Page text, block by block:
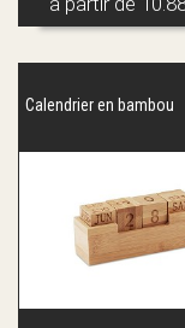
Calendrier en bambou